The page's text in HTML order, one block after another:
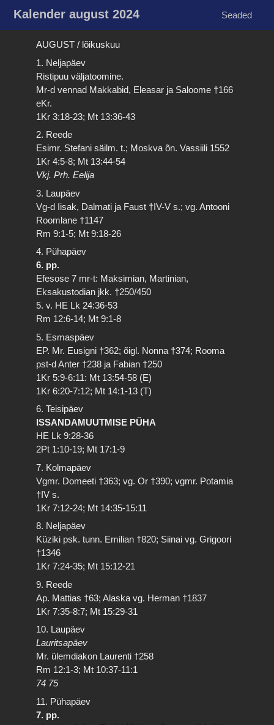
Kalender august 2024 Seaded
AUGUST / lõikuskuu
1. Neljapäev
Ristipuu väljatoomine.
Mr-d vennad Makkabid, Eleasar ja Saloome †166
eKr.
1Kr 3:18-23; Mt 13:36-43
2. Reede
Esimr. Stefani säilm. t.; Moskva õn. Vassiili 1552
1Kr 4:5-8; Mt 13:44-54
Vkj. Prh. Eelija
3. Laupäev
Vg-d Iisak, Dalmati ja Faust †IV-V s.; vg. Antooni
Roomlane †1147
Rm 9:1-5; Mt 9:18-26
4. Pühapäev
6. pp.
Efesose 7 mr-t: Maksimian, Martinian,
Eksakustodian jkk. †250/450
5. v. HE Lk 24:36-53
Rm 12:6-14; Mt 9:1-8
5. Esmaspäev
EP. Mr. Eusigni †362; õigl. Nonna †374; Rooma
pst-d Anter †238 ja Fabian †250
1Kr 5:9-6:11: Mt 13:54-58 (E)
1Kr 6:20-7:12; Mt 14:1-13 (T)
6. Teisipäev
ISSANDAMUUTMISE PÜHA
HE Lk 9:28-36
2Pt 1:10-19; Mt 17:1-9
7. Kolmapäev
Vgmr. Domeeti †363; vg. Or †390; vgmr. Potamia
†IV s.
1Kr 7:12-24; Mt 14:35-15:11
8. Neljapäev
Küziki psk. tunn. Emilian †820; Siinai vg. Grigoori
†1346
1Kr 7:24-35; Mt 15:12-21
9. Reede
Ap. Mattias †63; Alaska vg. Herman †1837
1Kr 7:35-8:7; Mt 15:29-31
10. Laupäev
Lauritsapäev
Mr. ülemdiakon Laurenti †258
Rm 12:1-3; Mt 10:37-11:1
74 75
11. Pühapäev
7. pp.